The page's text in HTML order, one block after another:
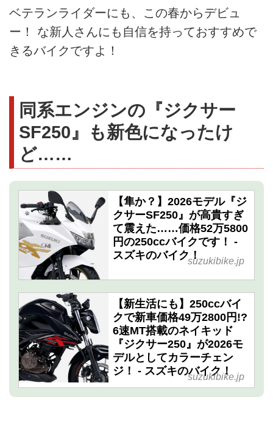
ベテランライダーにも、この春からデビュ
ー！ な新人さんにも自信を持っておすすめで
きるバイクですよ！
同系エンジンの『ジクサー
SF250』も新色になったけ
ど……
【隼か？】2026モデル『ジ
クサーSF250』が高貴すぎ
て震えた……価格52万5800
円の250ccバイクです！ -
スズキのバイク！suzukibike.jp
【新生活にも】250ccバイ
クで新車価格49万2800円!?
6速MT搭載のネイキッド
『ジクサー250』が2026モ
デルとしてカラーチェン
ジ！ - スズキのバイク！
suzukibike.jp